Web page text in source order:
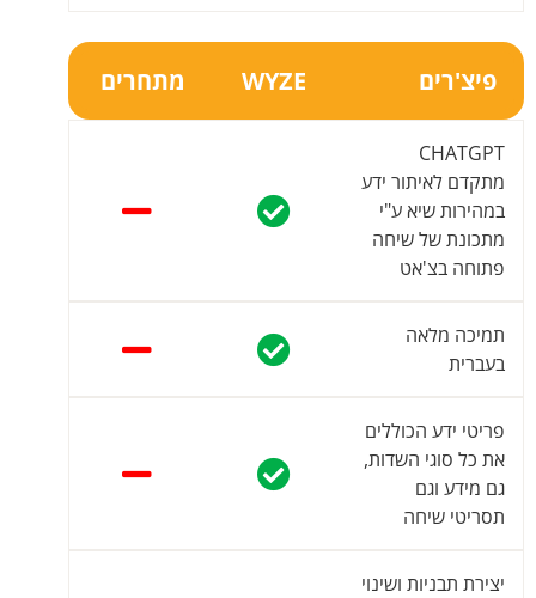
פיצ'רים WYZE מתחרים
CHATGPT
מתקדם לאיתור ידע
במהירות שיא ע"י
מתכונת של שיחה
פתוחה בצ'אט
תמיכה מלאה
בעברית
פריטי ידע הכוללים
את כל סוגי השדות,
גם מידע וגם
תסריטי שיחה
יצירת תבניות ושינוי